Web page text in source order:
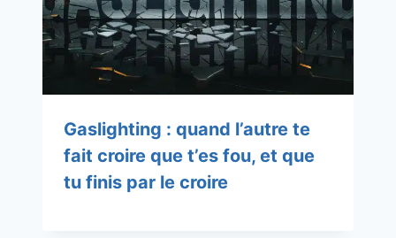
Gaslighting : quand l’autre te
fait croire que t’es fou, et que
tu finis par le croire